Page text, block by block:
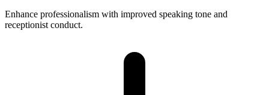
Enhance professionalism with improved speaking tone and
receptionist conduct.